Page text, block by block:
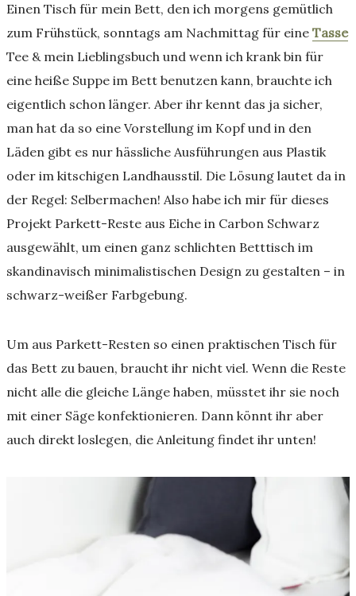
Einen Tisch für mein Bett, den ich morgens gemütlich
zum Frühstück, sonntags am Nachmittag für eine Tasse
Tee & mein Lieblingsbuch und wenn ich krank bin für
eine heiße Suppe im Bett benutzen kann, brauchte ich
eigentlich schon länger. Aber ihr kennt das ja sicher,
man hat da so eine Vorstellung im Kopf und in den
Läden gibt es nur hässliche Ausführungen aus Plastik
oder im kitschigen Landhausstil. Die Lösung lautet da in
der Regel: Selbermachen! Also habe ich mir für dieses
Projekt Parkett-Reste aus Eiche in Carbon Schwarz
ausgewählt, um einen ganz schlichten Betttisch im
skandinavisch minimalistischen Design zu gestalten – in
schwarz-weißer Farbgebung.
Um aus Parkett-Resten so einen praktischen Tisch für
das Bett zu bauen, braucht ihr nicht viel. Wenn die Reste
nicht alle die gleiche Länge haben, müsstet ihr sie noch
mit einer Säge konfektionieren. Dann könnt ihr aber
auch direkt loslegen, die Anleitung findet ihr unten!